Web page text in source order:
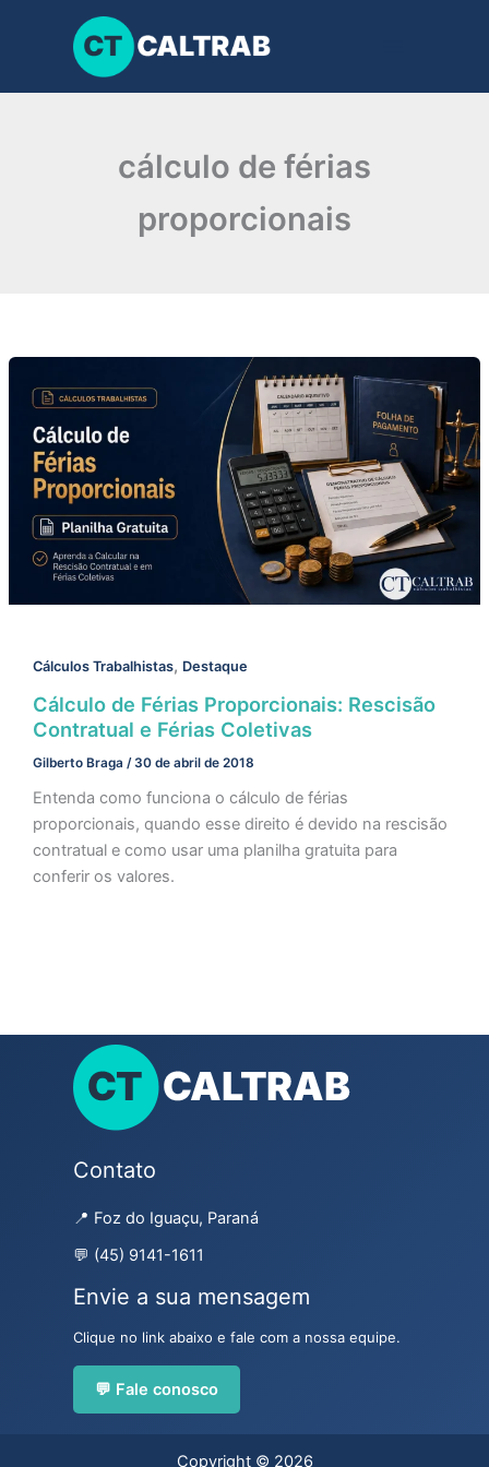
conteúdo
cálculo de férias
proporcionais
Cálculos Trabalhistas, Destaque
Cálculo de Férias Proporcionais: Rescisão
Contratual e Férias Coletivas
Gilberto Braga / 30 de abril de 2018
Entenda como funciona o cálculo de férias
proporcionais, quando esse direito é devido na rescisão
contratual e como usar uma planilha gratuita para
conferir os valores.
Contato
📍 Foz do Iguaçu, Paraná
💬 (45) 9141-1611
Envie a sua mensagem
Clique no link abaixo e fale com a nossa equipe.
💬 Fale conosco
Copyright © 2026